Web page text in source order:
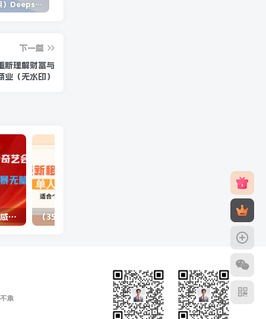
（14280期）Deepseek+多维表格，银行营销新利器，深度解析应用策略，提升营销效果
下一篇
新理解财富与
业（无水印）
（10784期）最新蓝海项目咸鱼零成本卖爱奇艺会员小白有手就行 无脑操作轻松日入三位数
承